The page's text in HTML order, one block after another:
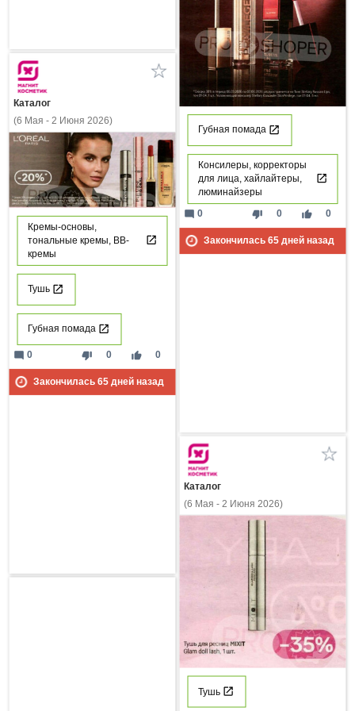
Губная помада
Консилеры, корректоры
для лица, хайлайтеры,
люминайзеры
thumb_down 0 thumb_up 0
mode_comment 0
Закончилась 65дней назад
Каталог
(6 Мая - 2 Июня 2026)
Кремы-основы,
тональные кремы, ВВ-
кремы
Тушь
Губная помада
thumb_down 0 thumb_up 0
mode_comment 0
Закончилась 65дней назад
Каталог
(6 Мая - 2 Июня 2026)
Тушь